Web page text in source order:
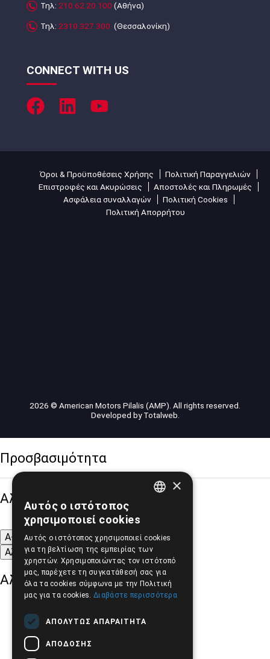
Τηλ: 210.62.20.100 (Αθήνα)
Τηλ: 2310.327.300 (Θεσσαλονίκη)
CONNECT WITH US
Όροι & Προϋποθέσεις Χρήσης
Πολιτική Παραγγελιών
Επιστροφές και Ακυρώσεις
Αποστολές και Πληρωμές
Ασφάλεια συναλλαγών
Πολιτική Cookies
Πολιτική Απορρήτου
2026 © American Motors Pilalis (AMP). All rights reserved.
Developed byTotalweb
Προσβασιμότητα
Αλλαγή Μεγέθους
A- A+
A
Αλλαγή Γραμματοσειράς
Αλλαγή Χρώματος
×
Αυτός ο ιστότοπος
χρησιμοποιεί cookies
Αυτός ο ιστότοπος χρησιμοποιεί cookies
για τη βελτίωση της εμπειρίας των
χρηστών. Χρησιμοποιώντας τον ιστότοπό
μας, παρέχετε τη συγκατάθεσή σας για
όλα τα cookies σύμφωνα με την Πολιτική
μας για τα cookies. Διαβάστε περισσότερα
ΑΠΟΛΎΤΩΣ ΑΠΑΡΑΊΤΗΤΑ
ΑΠΌΔΟΣΗΣ